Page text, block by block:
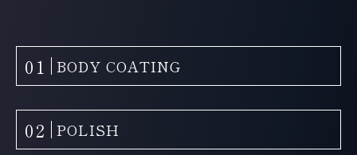
01 BODY COATING
02 POLISH